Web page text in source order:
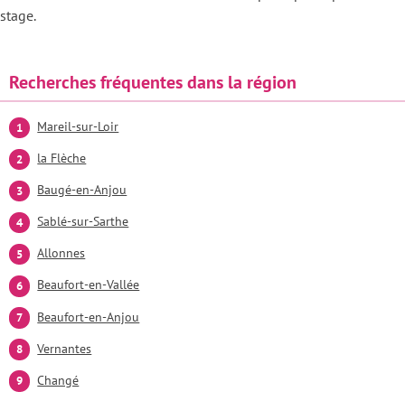
stage.
Recherches fréquentes dans la région
Mareil-sur-Loir
la Flèche
Baugé-en-Anjou
Sablé-sur-Sarthe
Allonnes
Beaufort-en-Vallée
Beaufort-en-Anjou
Vernantes
Changé